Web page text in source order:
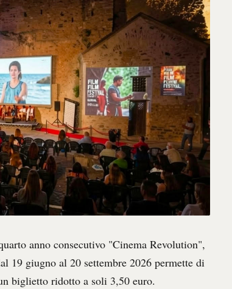
anno consecutivo "Cinema Revolution",
19 giugno al 20 settembre 2026 permette di
biglietto ridotto a soli 3,50 euro.